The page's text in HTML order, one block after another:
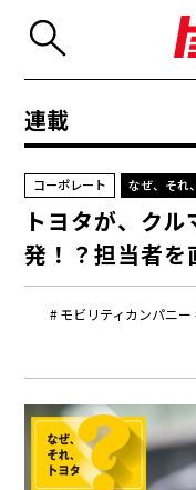
ト
ト
ト
連載
モビリティカンパニー
コーポレート なぜ、それ
トヨタが、ク
発！？担当者